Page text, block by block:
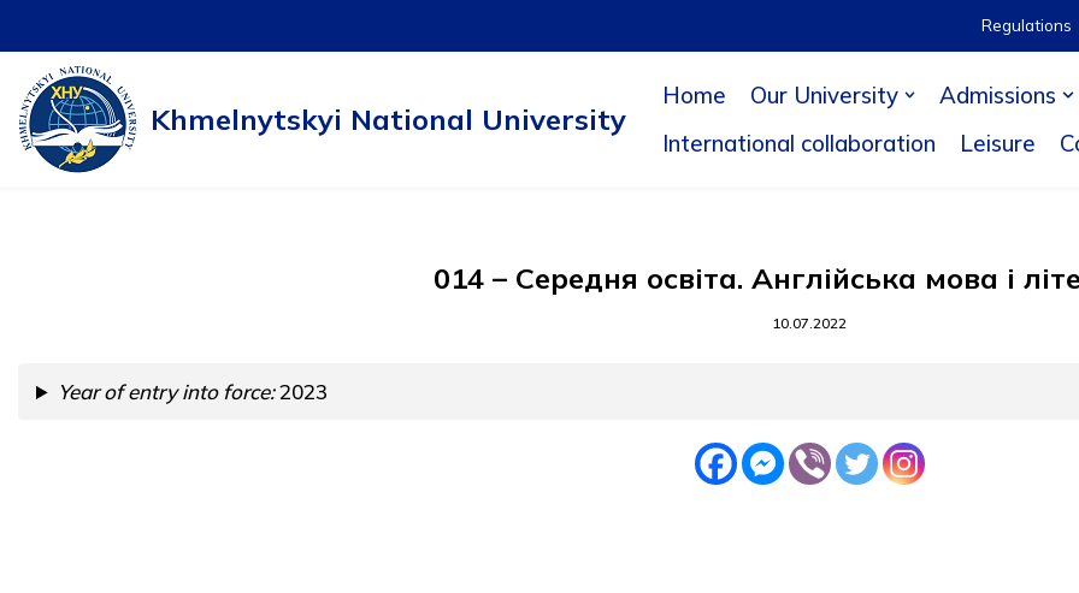
to
content
Regulations
Khmelnytskyi National University
Home Our University Admissions
International collaboration
Leisure
014 – Середня освіта. Англійська мова і
10.07.2022
Year of entry into force:2023